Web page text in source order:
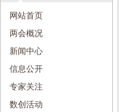
第一小学
网站首页
两会概况
新闻中心
信息公开
专家关注
数创活动